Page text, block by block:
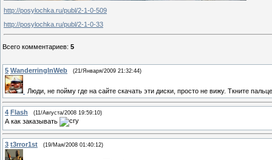
http://posylochka.ru/publ/2-1-0-509
http://posylochka.ru/publ/2-1-0-33
Всего комментариев: 5
5 WanderringInWeb (21/Января/2009 21:32:44)
Люди, не пойму где на сайте скачать эти диски, просто не вижу. Ткните
4 Flash (11/Августа/2008 19:59:10)
А как заказывать
3 t3rror1st (19/Мая/2008 01:40:12)